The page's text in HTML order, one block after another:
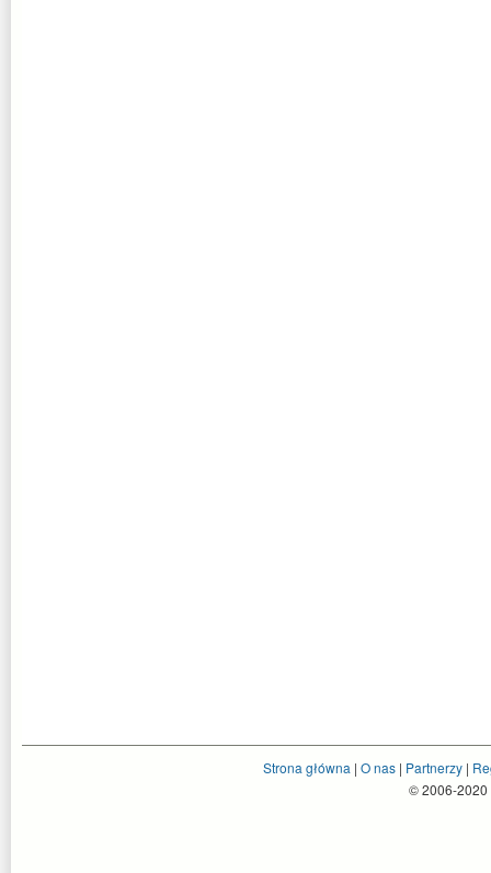
Strona główna | O nas| Partnerzy|
© 2006-2020